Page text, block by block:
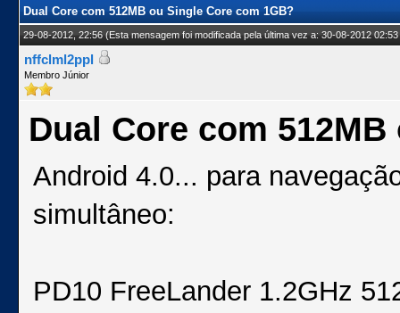
Dual Core com 512MB ou Single Core com 1GB?
29-08-2012, 22:56(Esta mensagem foi modificada pela última vez a: 30-08-2012
nffclml2ppl
Membro Júnior
Dual Core com
Android 4.0... para
simultâneo:
PD10 FreeLander 1.2GHz